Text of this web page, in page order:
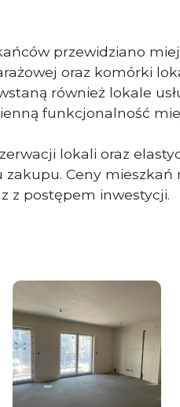
przewidziano
oraz komórki
również lokale
funkcjonalność
lokali oraz
zakupu. Ceny mieszkań
z postępem inwestycji.